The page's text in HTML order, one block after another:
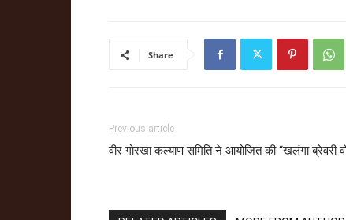
Share
Previous article
वीर गोरखा कल्याण समिति ने आयोजित की ‘‘खलंगा ब्रेवरी